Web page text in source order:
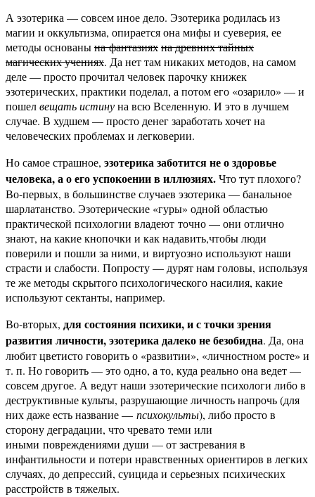
А эзотерика — совсем иное дело. Эзотерика родилась из
магии и оккультизма, опирается она мифы и суеверия, ее
методы основанына фантазияхна древних тайных
магических учениях. Да нет там никаких методов, на самом
деле — просто прочитал человек парочку книжек
эзотерических, практики поделал, а потом его «озарило» — и
пошелвещать истинуна всю Вселенную. И это в лучшем
случае. В худшем — просто денег заработать хочет на
человеческих проблемах и легковерии.
Но самое страшное, эзотерика заботится не о здоровье
человека, а о его успокоении в иллюзиях.Что тут плохого?
Во-первых, в большинстве случаев эзотерика — банальное
шарлатанство. Эзотерические «гуры» одной областью
практической психологии владеют точно — они отлично
знают, на какие кнопочки и как надавить,чтобы люди
поверили и пошли за ними, и виртуозно используют наши
страсти и слабости. Попросту — дурят нам головы, используя
те же методы скрытого психологического насилия, какие
используют сектанты, например.
Во-вторых, для состояния психики, и с точки зрения
развития личности, эзотерика далеко не безобидна. Да, она
любит цветисто говорить о «развитии», «личностном росте» и
т. п. Но говорить — это одно, а то, куда реально она ведет —
совсем другое. А ведут наши эзотерические психологи либо в
деструктивные культы, разрушающие личность напрочь (для
них даже есть название — психокульты), либо просто в
сторону деградации, что чревато теми или
иными повреждениями души — от застревания в
инфантильности и потери нравственных ориентиров в легких
случаях, до депрессий, суицида и серьезных психических
расстройств в тяжелых.